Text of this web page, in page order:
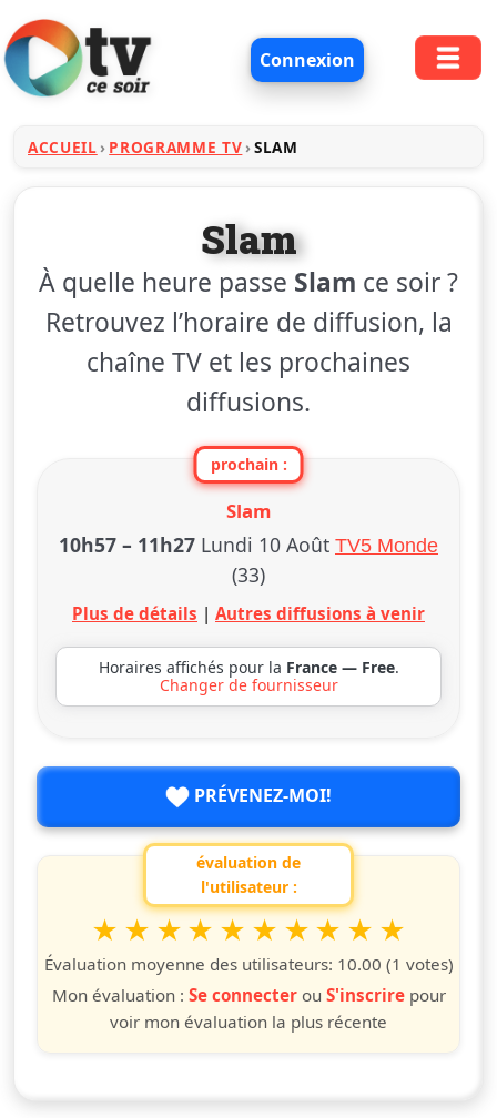
Connexion
ACCUEIL PROGRAMME TV SLAM
Slam
À quelle heure passe Slam ce soir ?
Retrouvez l’horaire de diffusion, la
chaîne TV et les prochaines
diffusions.
prochain :
Slam
10h57 – 11h27 Lundi 10 Août TV5 Monde
(33)
Plus de détails | Autres diffusions à venir
Horaires affichés pour la France — Free.
Changer de fournisseur
PRÉVENEZ-MOI!
évaluation de
l'utilisateur :
questo spettacolo da 1 a 10 étoiles
10
étoiles
9
étoiles
8
étoiles
7
étoiles
6
étoiles
5
étoiles
4
étoiles
3
étoiles
2
étoiles
étoile
Évaluation moyenne des utilisateurs: 10.00 (1 votes)
Mon évaluation : Se connecterou S'inscrirepour
voir mon évaluation la plus récente